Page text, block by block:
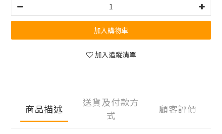
加入購物車
加入追蹤清單
商品描述
送貨及付款方
式
顧客評價